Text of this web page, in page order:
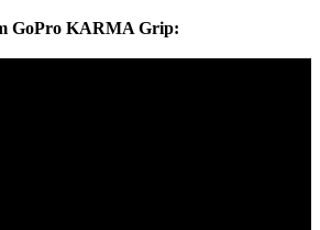
GoPro KARMA Grip: